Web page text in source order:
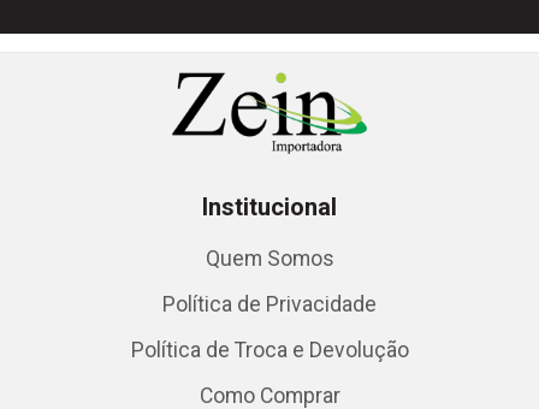
Institucional
Quem Somos
Política de Privacidade
Política de Troca e Devolução
Como Comprar